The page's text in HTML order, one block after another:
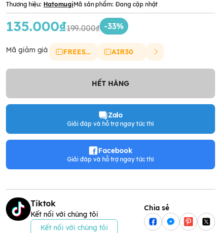
Thương hiệu: HatomugiMã sản phẩm: Đang cập nhật
135.000₫199.000₫ -33%
Mã giảm giá FREESHIP AIR30
HẾT HÀNG
Zalo
Giải đáp và hỗ trợ ngay tức thì
Facebook
Giải đáp và hỗ trợ ngay tức thì
Tiktok
Kết nối với chúng tôi
Kết nối với chúng tôi
Chia sẻ